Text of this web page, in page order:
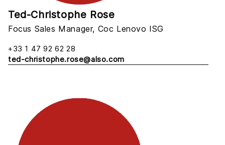
Ted-Christophe Rose
Focus Sales Manager, Coc Lenovo ISG
+33 1 47 92 62 28
ted-christophe.rose@also.com